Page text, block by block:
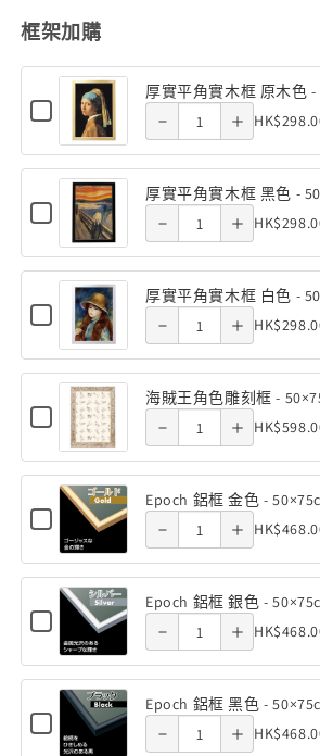
本
風
景
-
初
春
的
福
大
宿
1000
塊
(50×75cm)
數
量
減
少
景
-
初
春
福
島
大
內
宿
1000
塊
(50×75cm)
數
量
增
加
框架加購
Checkbox
for
實
角
實
框
木
色
50×75cm
厚實平角實木框 原木色 -
Quantity
of
厚
實
角
實
木
框
原
木
-
50×75cm
of 厚實平
原木色 -
50×75cm
of 厚實平
角實木框
原木色 -
50×75cm
Checkbox
for
實
角
實
框
色
-
50×75cm
厚實平角實木框 黑色 -
Quantity
of
厚
實
角
實
木
框
黑
色
50×75cm
Decrease
quantity
of 厚實平
黑色 -
50×75cm
Increase
quantity
of 厚實平
角實木框
黑色 -
50×75cm
Checkbox
for
實
角
實
框
色
-
50×75cm
厚實平角實木框 白色 -
Quantity
of
厚
實
角
實
木
框
白
色
50×75cm
Decrease
quantity
of 厚實平
白色 -
50×75cm
Increase
quantity
of 厚實平
角實木框
白色 -
50×75cm
Checkbox
for
賊
角
色
刻
-
50×75cm
(1000
塊)
海賊王角色雕刻框 -
Quantity
of
海
賊
角
色
雕
刻
框
-
50×75cm
Decrease
quantity
of 海賊王
框 -
50×75cm
(1000塊)
Increase
quantity
角色雕刻
框 -
50×75cm
(1000塊)
Checkbox
for
Epoch
鋁
金
色
50×75cm
Epoch 鋁框 金色 -
Quantity
of
Epoch
鋁
金
色
Decrease
quantity
of Epoch
色 -
50×75cm
Increase
quantity
of Epoch
鋁框 金
色 -
50×75cm
Checkbox
for
Epoch
鋁
銀
色
Epoch 鋁框 銀色 -
Quantity
of
Epoch
鋁
Decrease
quantity
of Epoch
色 -
50×75cm
Increase
quantity
of Epoch
鋁框 銀
色 -
50×75cm
Checkbox
for
Epoch 鋁框 黑色 -
Quantity
Decrease
quantity
of Epoch
Increase
quantity
of Epoch
鋁框 黑
Decrease Increase